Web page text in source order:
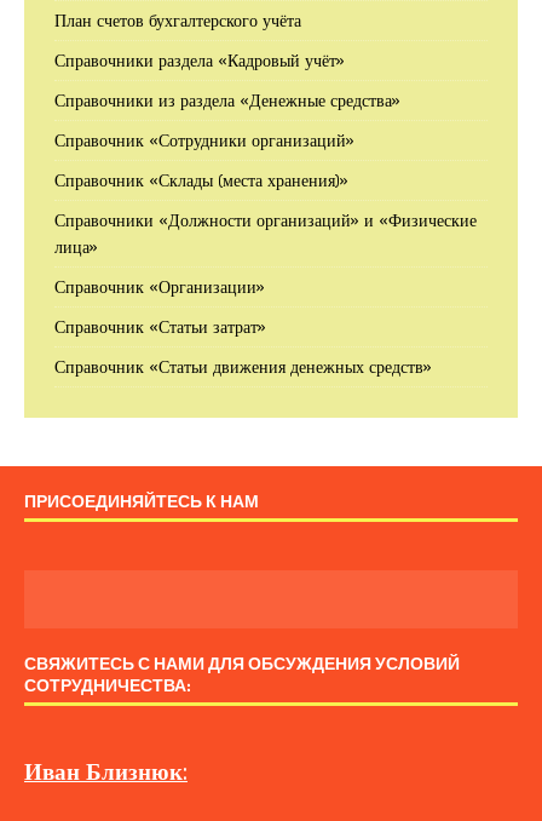
План счетов бухгалтерского учёта
Справочники раздела «Кадровый учёт»
Справочники из раздела «Денежные средства»
Справочник «Сотрудники организаций»
Справочник «Склады (места хранения)»
Справочники «Должности организаций» и «Физические
лица»
Справочник «Организации»
Справочник «Статьи затрат»
Справочник «Статьи движения денежных средств»
ПРИСОЕДИНЯЙТЕСЬ К НАМ
СВЯЖИТЕСЬ С НАМИ ДЛЯ ОБСУЖДЕНИЯ УСЛОВИЙ
СОТРУДНИЧЕСТВА:
ИванБлизнюк: